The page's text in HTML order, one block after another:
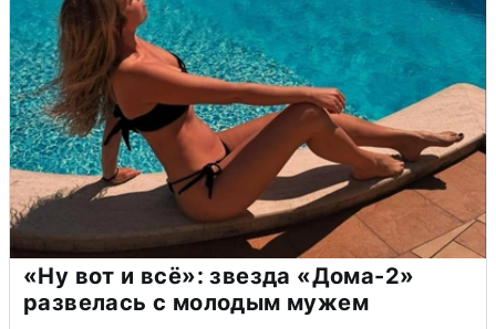
«Ну вот и всё»: звезда «Дома-2»
развелась с молодым мужем